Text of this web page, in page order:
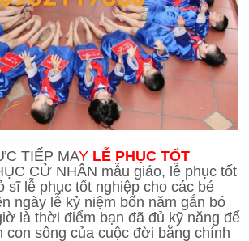
TIẾP MAY LỄ PHỤC TỐT
CỬ NHÂN mẫu giáo, lễ phục tốt
sĩ lễ phục tốt nghiệp cho các bé
ngày lễ kỷ niệm bốn năm gắn bó
là thời điểm bạn đã đủ kỹ năng để
con sông của cuộc đời bằng chính